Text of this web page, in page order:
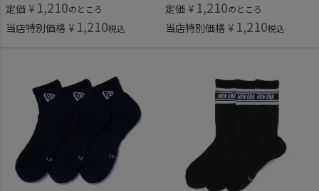
定価 ¥ 1,210のところ
当店特別価格 ¥ 1,210税込
定価 ¥ 1,210のところ
当店特別価格 ¥ 1,210税込